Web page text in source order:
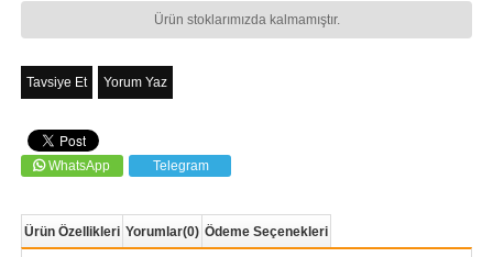
Ürün stoklarımızda kalmamıştır.
Tavsiye Et Yorum Yaz
WhatsApp Telegram
Ürün Özellikleri Yorumlar(0) Ödeme Seçenekleri